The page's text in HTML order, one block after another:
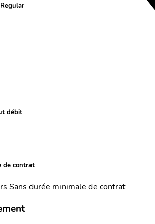
Regular
débit
de contrat
Sans durée minimale de contrat